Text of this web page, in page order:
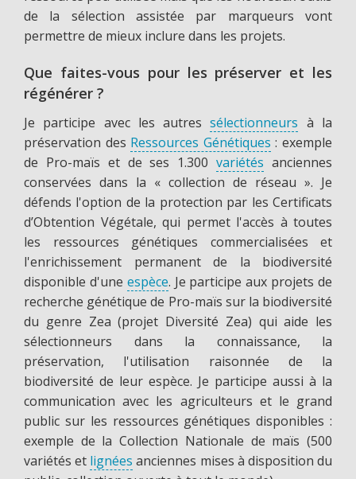
de la sélection assistée par marqueurs vont
permettre de mieux inclure dans les projets.
Que faites-vous pour les préserver et les
régénérer ?
Je participe avec les autressélectionneurs à la
préservation des Ressources Génétiques : exemple
de Pro-maïs et de ses 1.300variétés anciennes
conservées dans la « collection de réseau ». Je
défends l'option de la protection par les Certificats
d’Obtention Végétale, qui permet l'accès à toutes
les ressources génétiques commercialisées et
l'enrichissement permanent de la biodiversité
disponible d'une espèce. Je participe aux projets de
recherche génétique de Pro-maïs sur la biodiversité
du genre Zea (projet Diversité Zea) qui aide les
sélectionneurs dans la connaissance, la
préservation, l'utilisation raisonnée de la
biodiversité de leur espèce. Je participe aussi à la
communication avec les agriculteurs et le grand
public sur les ressources génétiques disponibles :
exemple de la Collection Nationale de maïs (500
variétés et lignées anciennes mises à disposition du